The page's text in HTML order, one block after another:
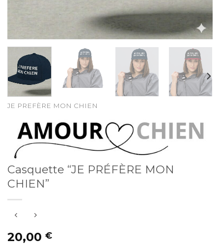
JE PREFÈRE MON CHIEN
Casquette “JE PRÉFÈRE MON
CHIEN”
20,00 €